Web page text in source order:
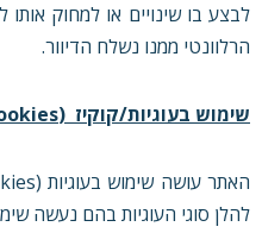
לבצע בו שינויים או למחוק
הרלוונטי ממנו נשלח הדיוור.
שימוש בעוגיות/קוקיז (Cookies)
להלן סוגי העוגיות בהם נעשה